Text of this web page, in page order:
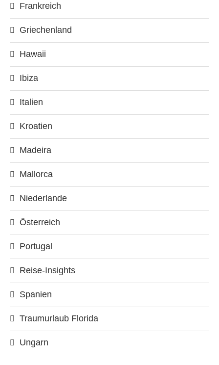
Frankreich
Griechenland
Hawaii
Ibiza
Italien
Kroatien
Madeira
Mallorca
Niederlande
Österreich
Portugal
Reise-Insights
Spanien
Traumurlaub Florida
Ungarn